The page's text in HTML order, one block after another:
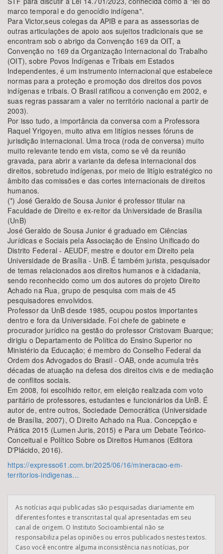
marco temporal e do genocídio indígena".
Para Victor,seus colegas da APIB e para as assessorias de
outras articulações de apoio aos sujeitos tradicionais que se
encontram sob o abrigo da Convenção 169 da OIT, a
Convenção no 169 da Organização Internacional do Trabalho
(OIT), sobre Povos Indígenas e Tribais em Estados
Independentes, é um instrumento internacional que estabelece
normas para a proteção e promoção dos direitos dos povos
indígenas e tribais. O Brasil ratificou a convenção em 2002, e
suas regras passaram a valer no território nacional a partir de
2003).
Por isso tudo, a importância da conversa com a Professora
Raquel Yrigoyen, muito ativa em litígios nesses fóruns de
jurisdição internacional. Uma troca (roda de conversa) muito
muito relevante tendo em vista, como se vê da reunião
gravada, para abrir a variante da defesa internacional dos
direitos, sobretudo indígenas, por meio de litígio estratégico no
âmbito das comissões e das cortes internacionais de direitos
humanos.
(*) José Geraldo de Sousa Junior é professor titular na
Faculdade de Direito e ex-reitor da Universidade de Brasília
(UnB)
José Geraldo de Sousa Junior é graduado em Ciências
Jurídicas e Sociais pela Associação de Ensino Unificado do
Distrito Federal - AEUDF, mestre e doutor em Direito pela
Universidade de Brasília - UnB. É também jurista, pesquisador
de temas relacionados aos direitos humanos e à cidadania,
sendo reconhecido como um dos autores do projeto Direito
Achado na Rua, grupo de pesquisa com mais de 45
pesquisadores envolvidos.
Professor da UnB desde 1985, ocupou postos importantes
dentro e fora da Universidade. Foi chefe de gabinete e
procurador jurídico na gestão do professor Cristovam Buarque;
dirigiu o Departamento de Política do Ensino Superior no
Ministério da Educação; é membro do Conselho Federal da
Ordem dos Advogados do Brasil - OAB, onde acumula três
décadas de atuação na defesa dos direitos civis e de mediação
de conflitos sociais.
Em 2008, foi escolhido reitor, em eleição realizada com voto
paritário de professores, estudantes e funcionários da UnB. É
autor de, entre outros, Sociedade Democrática (Universidade
de Brasília, 2007), O Direito Achado na Rua. Concepção e
Prática 2015 (Lumen Juris, 2015) e Para um Debate Teórico-
Conceitual e Político Sobre os Direitos Humanos (Editora
D'Plácido, 2016).
https://expresso61.com.br/2025/06/16/mineracao-em-
territorios-indigenas…
As notícias aqui publicadas são pesquisadas diariamente em
diferentes fontes e transcritas tal qual apresentadas em seu
canal de origem. O Instituto Socioambiental não se
responsabiliza pelas opiniões ou erros publicados nestes textos.
Caso você encontre alguma inconsistência nas notícias, por